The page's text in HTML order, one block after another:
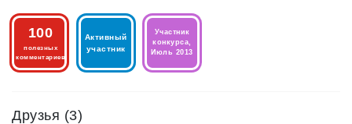
100
полезных
комментариев
Активный
участник
Участник
конкурса,
Июль 2013
Друзья (3)